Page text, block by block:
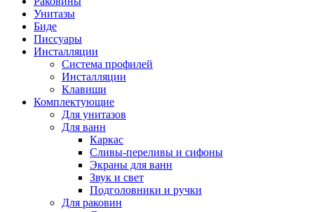
Унитазы
Биде
Писсуары
Инсталляции
Система профилей
Инсталляции
Клавиши
Комплектующие
Для унитазов
Для ванн
Каркас
Сливы-переливы и сифоны
Экраны для ванн
Звук и свет
Подголовники и ручки
Для раковин